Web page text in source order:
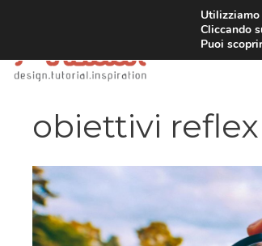
obiettivi reflex
Cliccando
Puoi